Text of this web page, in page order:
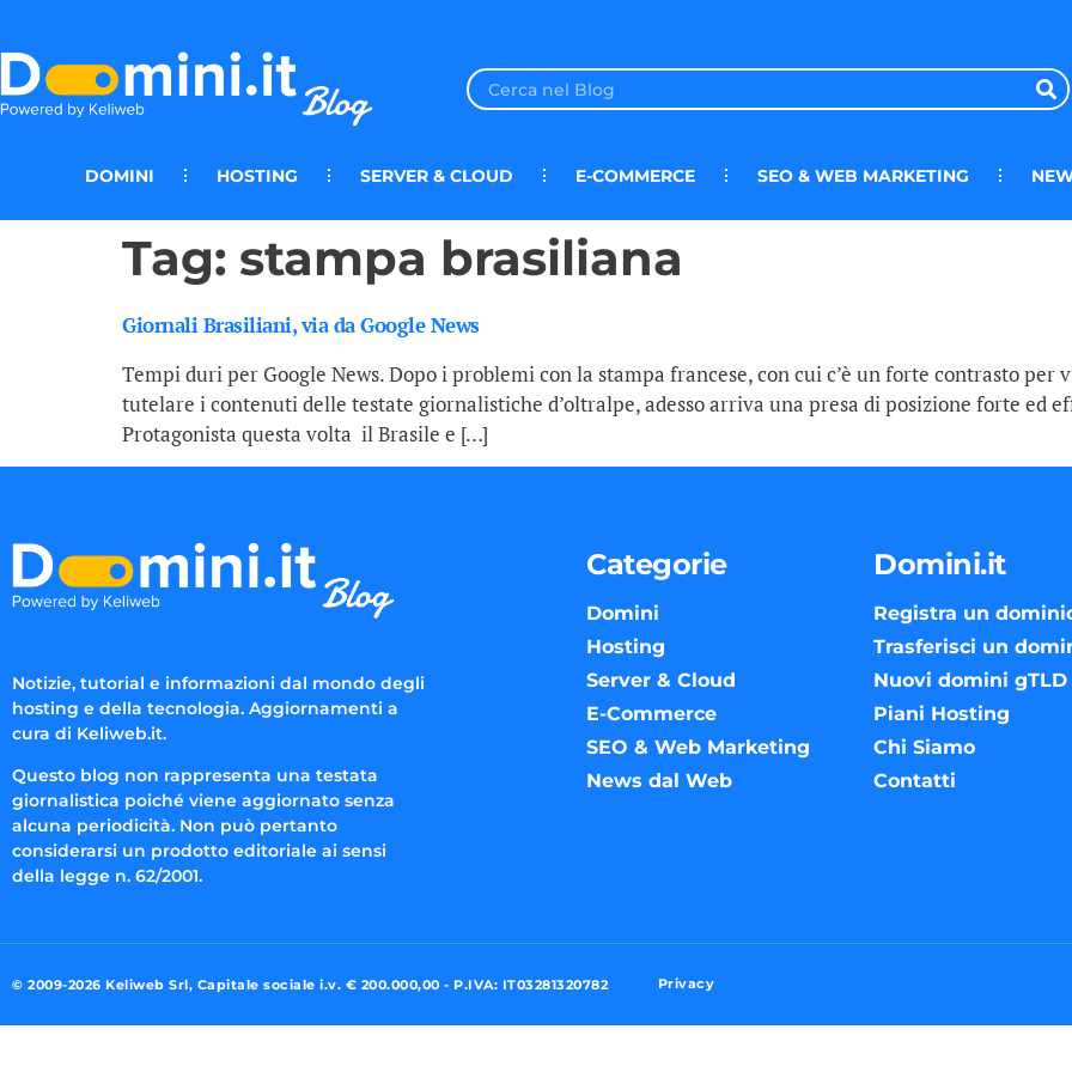
DOMINI HOSTING SERVER & CLOUD E-COMMERCE SEO & WEB MARKETING
Tag: stampa brasiliana
Giornali Brasiliani, via da Google News
Tempi duri per Google News. Dopo i problemi con la stampa francese, con cui c’è un forte contrasto per
tutelare i contenuti delle testate giornalistiche d’oltralpe, adesso arriva una presa di posizione forte ed
Protagonista questa volta il Brasile e […]
Notizie, tutorial e informazioni dal mondo degli
hosting e della tecnologia. Aggiornamenti a
cura di Keliweb.it.
Questo blog non rappresenta una testata
giornalistica poiché viene aggiornato senza
alcuna periodicità. Non può pertanto
considerarsi un prodotto editoriale ai sensi
della legge n. 62/2001.
Categorie
Domini
Hosting
Server & Cloud
E-Commerce
SEO & Web Marketing
News dal Web
Domini.it
Registra un
Trasferisci un
Nuovi domini gTLD
Piani Hosting
Chi Siamo
Contatti
© 2009-2026 Keliweb Srl, Capitale sociale i.v. € 200.000,00 - P.IVA: IT03281320782 Privacy